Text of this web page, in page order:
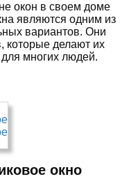
окон в своем доме
являются одним из
вариантов. Они
которые делают их
многих людей.
окно